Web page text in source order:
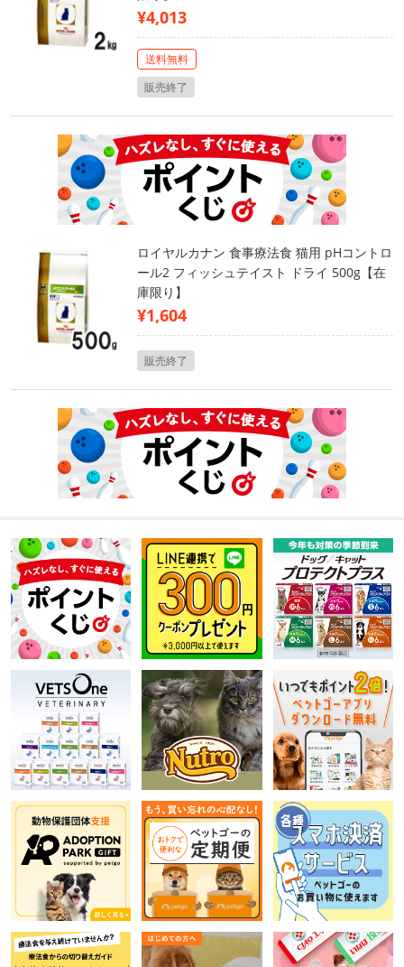
¥4,013
送料無料
販売終了
ロイヤルカナン 食事療法食 猫用 pHコントロ
ール2 フィッシュテイスト ドライ 500g【在
庫限り】
¥1,604
販売終了